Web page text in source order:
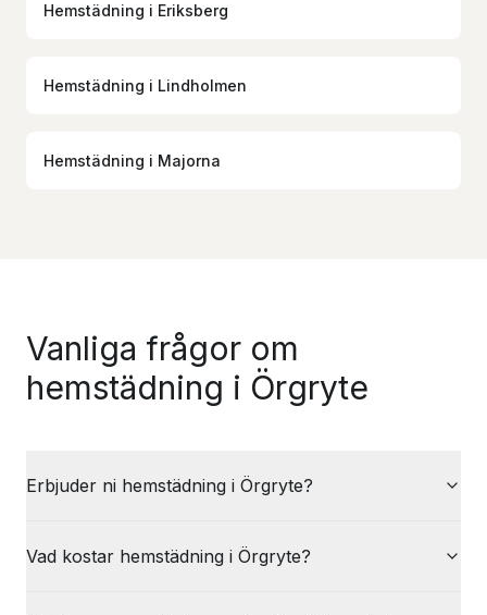
Hemstädning i Eriksberg
Hemstädning i Lindholmen
Hemstädning i Majorna
Vanliga frågor om
hemstädning i Örgryte
Erbjuder ni hemstädning i Örgryte?
Vad kostar hemstädning i Örgryte?